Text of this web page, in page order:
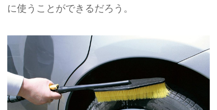
に使うことができるだろう。